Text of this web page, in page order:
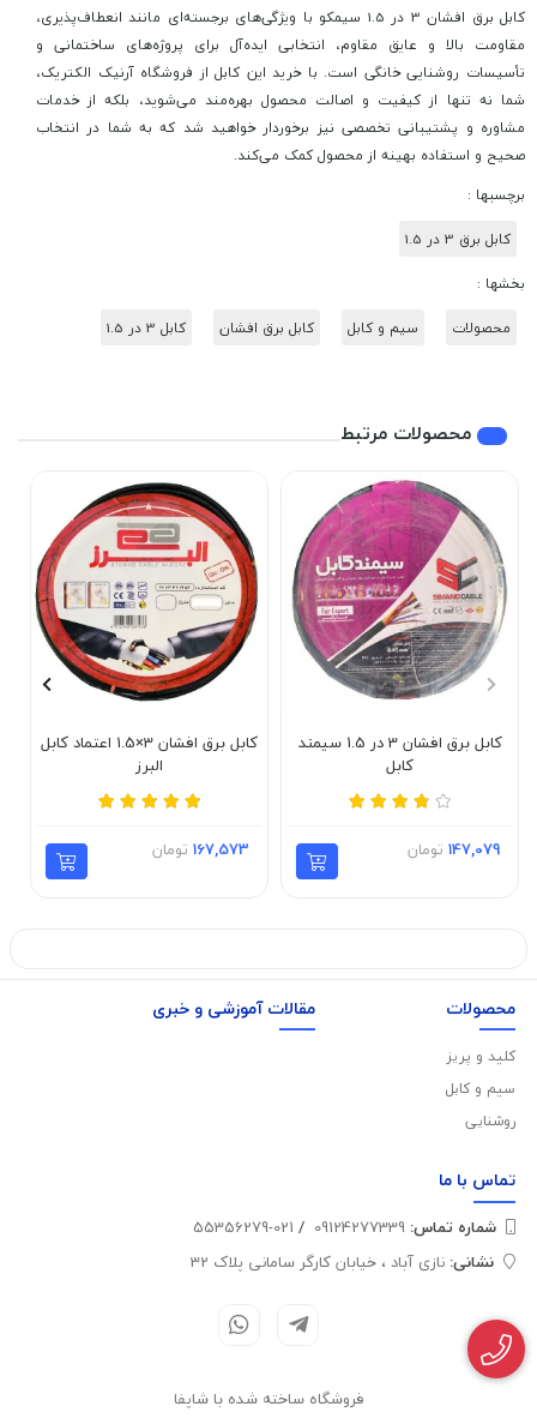
کابل برق افشان 3 در 1.5 سیمکو با ویژگی‌های برجسته‌ای مانند انعطاف‌پذیری،
مقاومت بالا و عایق مقاوم، انتخابی ایده‌آل برای پروژه‌های ساختمانی و
تأسیسات روشنایی خانگی است. با خرید این کابل از فروشگاه آرنیک الکتریک،
شما نه تنها از کیفیت و اصالت محصول بهره‌مند می‌شوید، بلکه از خدمات
مشاوره و پشتیبانی تخصصی نیز برخوردار خواهید شد که به شما در انتخاب
صحیح و استفاده بهینه از محصول کمک می‌کند.
برچسبها :
کابل برق 3 در 1.5
بخشها :
محصولات
سیم و کابل کابل برق افشان کابل 3 در 1.5
محصولات مرتبط
کابل برق افشان 3 در 1.5 سیمند
کابل
147,079 تومان
کابل برق افشان 3×1.5 اعتماد کابل
البرز
167,573 تومان
محصولات
کلید و پریز
سیم و کابل
روشنایی
مقالات آموزشی و خبری
تماس با ما
شماره تماس‌: /
021-55356279
نشانی: نازی آباد ، خیابان کارگر سامانی پلاک 32
فروشگاه ساخته شده با شاپفا